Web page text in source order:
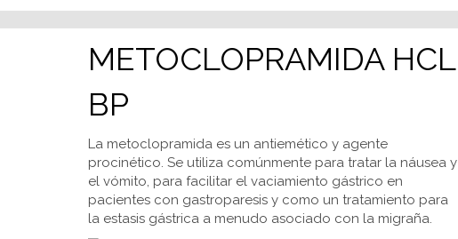
METOCLOPRAMIDA HCL
BP
La metoclopramida es un antiemético y agente
procinético. Se utiliza comúnmente para tratar la náusea y
el vómito, para facilitar el vaciamiento gástrico en
pacientes con gastroparesis y como un tratamiento para
la estasis gástrica a menudo asociado con la migraña.